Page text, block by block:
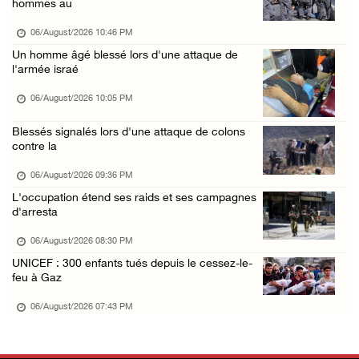
Des colons clôturent des terres dans le nord ...
06/August/2026 11:05 AM
L'occupation poursuit son agression contre l ...
Les autorités israéliennes démolissent un im ...
06/August/2026 09:10 AM
Incursion de l'occupation à Qalqilya
Blessures et incendies criminels de maisons ...
06/August/2026 12:24 AM
Trois Palestiniens blessés lors d'une attaqu ...
hommes au
06/August/2026 10:46 PM
Un homme âgé blessé lors d'une attaque de
l'armée israé
06/August/2026 10:05 PM
Blessés signalés lors d'une attaque de colons
contre la
06/August/2026 09:36 PM
L'occupation étend ses raids et ses campagnes
d'arresta
06/August/2026 08:30 PM
UNICEF : 300 enfants tués depuis le cessez-le-
feu à Gaz
06/August/2026 07:43 PM